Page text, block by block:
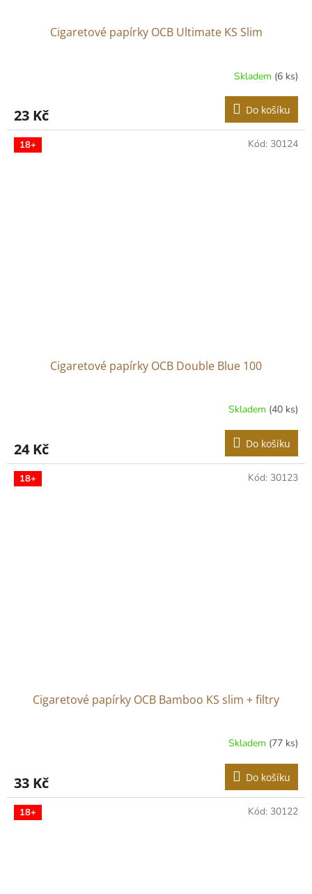
Cigaretové papírky OCB Ultimate KS Slim
Skladem (6 ks)
23 Kč Do košíku
18+
Cigaretové papírky OCB Double Blue 100
Skladem (40 ks)
24 Kč Do košíku
Kód: 30124
18+
Cigaretové papírky OCB Bamboo KS slim + filtry
Skladem (77 ks)
33 Kč Do košíku
Kód: 30123
18+ Kód: 30122